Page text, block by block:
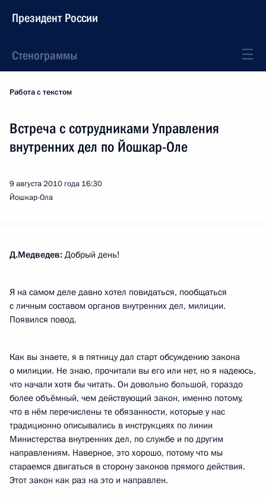
Президент России
Стенограммы
Работа с текстом
Встреча с сотрудниками Управления
внутренних дел по Йошкар-Оле
9 августа 2010 года 16:30
Йошкар-Ола
Д.Медведев: Добрый день!
Я на самом деле давно хотел повидаться, пообщаться
с личным составом органов внутренних дел, милиции.
Появился повод.
Как вы знаете, я в пятницу дал старт обсуждению закона
о милиции. Не знаю, прочитали вы его или нет, но я надеюсь,
что начали хотя бы читать. Он довольно большой, гораздо
более объёмный, чем действующий закон, именно потому,
что в нём перечислены те обязанности, которые у нас
традиционно описывались в инструкциях по линии
Министерства внутренних дел, по службе и по другим
направлениям. Наверное, это хорошо, потому что мы
стараемся двигаться в сторону законов прямого действия.
Этот закон как раз на это и направлен.